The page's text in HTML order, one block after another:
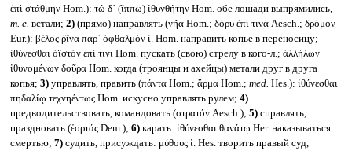
ἐπὶ στάθμην Hom.): τώ δ᾽ (ἵππω) ἰθυνθήτην Hom. обе лошади выпрямились,
т. е. встали; 2)(прямо) направлять (νῆα Hom.; δόρυ ἐπί τινα Aesch.; δρόμον
Eur.): βέλος ῥῖνα παρ᾽ ὀφθαλμὸν ἰ. Hom. направить копье в переносицу;
ἰθύνεσθαι ὀϊστὸν ἐπί τινι Hom. пускать (свою) стрелу в кого-л.; ἀλλήλων
ἰθυνομένων δοῦρα Hom. когда (троянцы и ахейцы) метали друг в друга
копья; 3)управлять, править (πάντα Hom.; ἅρμα Hom.; med. Hes.): ἰθύνεσθαι
πηδαλίῳ τεχνηέντως Hom. искусно управлять рулем; 4)
предводительствовать, командовать (στρατόν Aesch.); 5)справлять,
праздновать (ἑορτάς Dem.); 6)карать: ἰθύνεσθαι θανάτῳ Her. наказываться
смертью; 7)судить, присуждать: μύθους ἰ. Hes. творить правый суд,